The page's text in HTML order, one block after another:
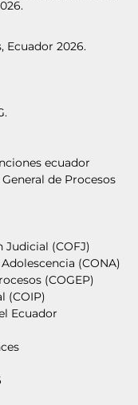
Ecuador 2026.
ecuador
de Procesos
(COFJ)
(CONA)
(COGEP)
(COIP)
Ecuador